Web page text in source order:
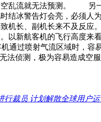
乱流就无法预测。 另
结冰警告灯会亮，必须
机长、副机长来不及
以新航客机的飞行高
过喷射气流区域时，
侦测，极为容易造成空
行裁员 计划解散全球用户